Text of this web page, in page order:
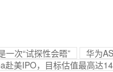
一次“试探性会晤”
华为
赴美IPO，目标估值最高达